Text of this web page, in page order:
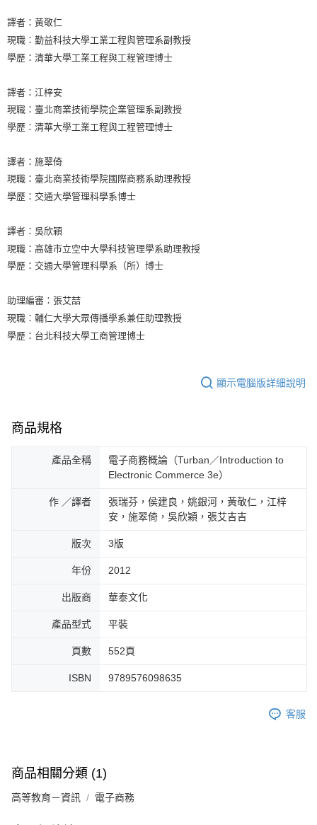
譯者：黃敬仁
現職：勤益科技大學工業工程與管理系副教授
學歷：清華大學工業工程與工程管理博士
譯者：江梓安
現職：臺北商業技術學院企業管理系副教授
學歷：清華大學工業工程與工程管理博士
譯者：施翠倚
現職：臺北商業技術學院國際商務系助理教授
學歷：交通大學管理科學系博士
譯者：吳欣穎
現職：高雄市立空中大學科技管理學系助理教授
學歷：交通大學管理科學系（所）博士
助理編審：張艾喆
現職：輔仁大學大眾傳播學系兼任助理教授
學歷：台北科技大學工商管理博士
顯示電腦版詳細說明
商品規格
產品全稱
電子商務概論（Turban／Introduction to
Electronic Commerce 3e）
作 ／譯者
張瑞芬，侯建良，姚銀河，黃敬仁，江梓
安，施翠倚，吳欣穎，張艾吉吉
版次 3版
年份 2012
出版商 華泰文化
產品型式 平裝
頁數 552頁
ISBN 9789576098635
客服
商品相關分類 (1)
高等教育－資訊 電子商務